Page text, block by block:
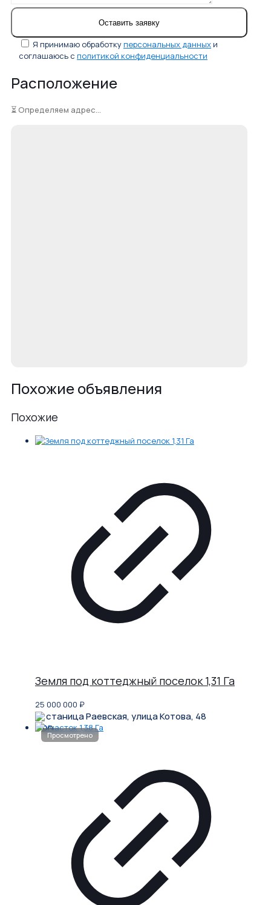
Я принимаю обработкуперсональных данных и
соглашаюсь с политикой конфиденциальности
Расположение
⏳ Определяем адрес...
Похожие объявления
Похожие
Земля под коттеджный поселок 1,31 Га
25 000 000 ₽
станица Раевская, улица Котова, 48